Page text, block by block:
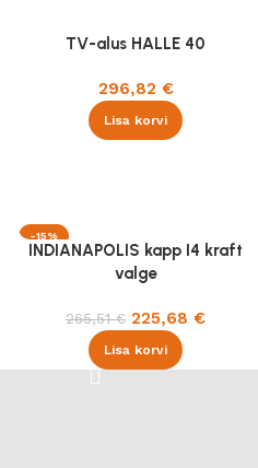
TV-alus HALLE 40
296,82 €
Lisa korvi
-15%
INDIANAPOLIS kapp I4 kraft
valge
265,51€ 225,68 €
Lisa korvi